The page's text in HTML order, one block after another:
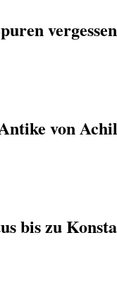
von
bis zu